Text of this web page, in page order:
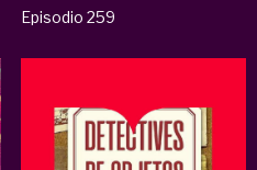
Episodio 259